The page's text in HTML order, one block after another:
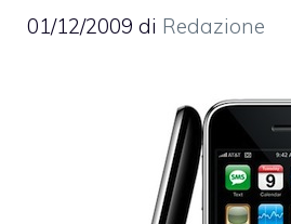
01/12/2009 di Redazione